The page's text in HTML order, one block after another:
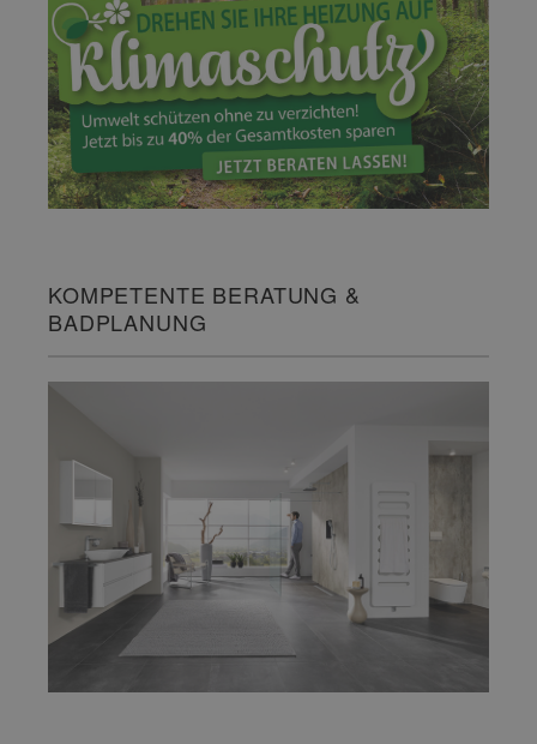
KOMPETENTE BERATUNG &
BADPLANUNG